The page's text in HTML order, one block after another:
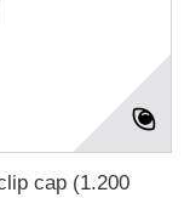
cap (1.200